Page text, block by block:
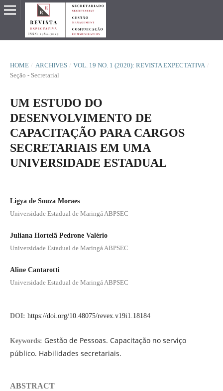
HOME / ARCHIVES / VOL. 19 NO. 1 (2020): REVISTA EXPECTATIVA /
Seção - Secretarial
UM ESTUDO DO
DESENVOLVIMENTO DE
CAPACITAÇÃO PARA CARGOS
SECRETARIAIS EM UMA
UNIVERSIDADE ESTADUAL
Ligya de Souza Moraes
Universidade Estadual de Maringá ABPSEC
Juliana Hortelã Pedrone Valério
Universidade Estadual de Maringá ABPSEC
Aline Cantarotti
Universidade Estadual de Maringá ABPSEC
DOI: https://doi.org/10.48075/revex.v19i1.18184
Keywords: Gestão de Pessoas. Capacitação no serviço
público. Habilidades secretariais.
ABSTRACT